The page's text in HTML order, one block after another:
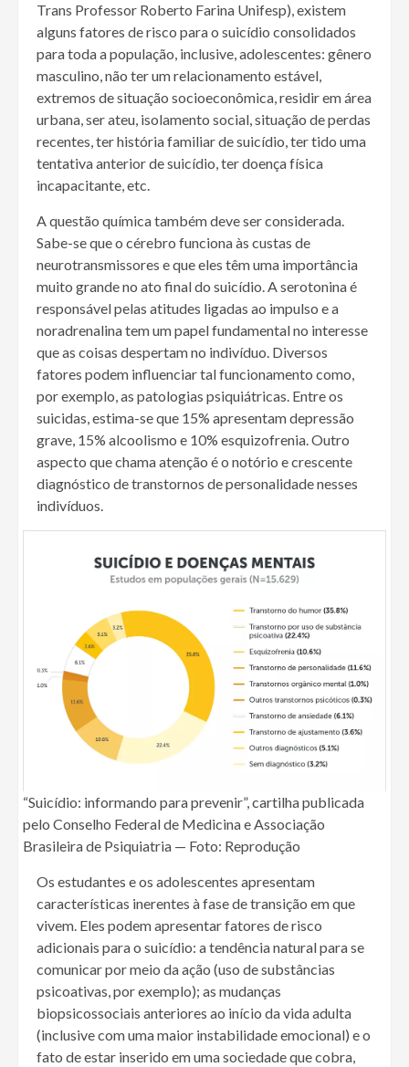
Trans Professor Roberto Farina Unifesp), existem
alguns fatores de risco para o suicídio consolidados
para toda a população, inclusive, adolescentes: gênero
masculino, não ter um relacionamento estável,
extremos de situação socioeconômica, residir em área
urbana, ser ateu, isolamento social, situação de perdas
recentes, ter história familiar de suicídio, ter tido uma
tentativa anterior de suicídio, ter doença física
incapacitante, etc.
A questão química também deve ser considerada.
Sabe-se que o cérebro funciona às custas de
neurotransmissores e que eles têm uma importância
muito grande no ato final do suicídio. A serotonina é
responsável pelas atitudes ligadas ao impulso e a
noradrenalina tem um papel fundamental no interesse
que as coisas despertam no indivíduo. Diversos
fatores podem influenciar tal funcionamento como,
por exemplo, as patologias psiquiátricas. Entre os
suicidas, estima-se que 15% apresentam depressão
grave, 15% alcoolismo e 10% esquizofrenia. Outro
aspecto que chama atenção é o notório e crescente
diagnóstico de transtornos de personalidade nesses
indivíduos.
“Suicídio: informando para prevenir”, cartilha publicada
pelo Conselho Federal de Medicina e Associação
Brasileira de Psiquiatria — Foto: Reprodução
Os estudantes e os adolescentes apresentam
características inerentes à fase de transição em que
vivem. Eles podem apresentar fatores de risco
adicionais para o suicídio: a tendência natural para se
comunicar por meio da ação (uso de substâncias
psicoativas, por exemplo); as mudanças
biopsicossociais anteriores ao início da vida adulta
(inclusive com uma maior instabilidade emocional) e o
fato de estar inserido em uma sociedade que cobra,